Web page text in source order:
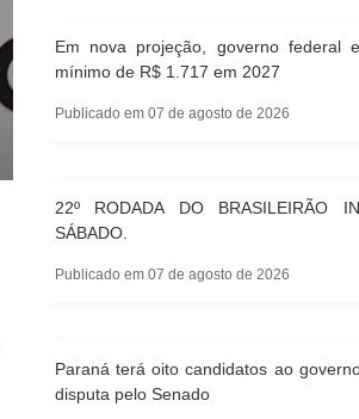
Em nova projeção, governo federal
mínimo de R$ 1.717 em 2027
Publicado em 07 de agosto de 2026
22º RODADA DO BRASILEIRÃO
SÁBADO.
Publicado em 07 de agosto de 2026
Paraná terá oito candidatos ao
disputa pelo Senado